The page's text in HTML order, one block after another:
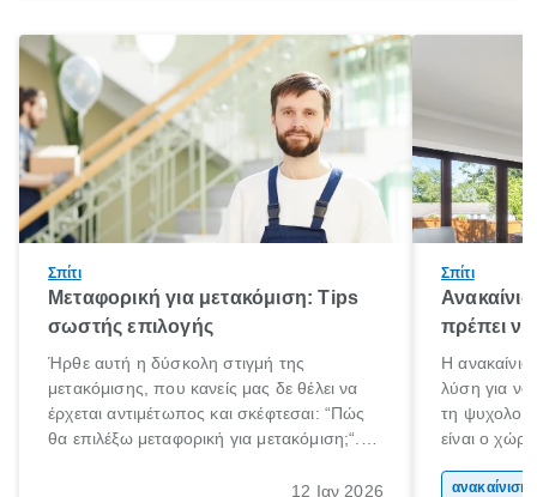
Σπίτι
Μεταφορική για μετακόμιση: Tips
σωστής επιλογής
Ήρθε αυτή η δύσκολη στιγμή της
μετακόμισης, που κανείς μας δε θέλει να
έρχεται αντιμέτωπος και σκέφτεσαι: “Πώς
θα επιλέξω μεταφορική για μετακόμιση;“.
ξεκινάς τις απαραίτητες ετοιμασίες,12 Ιαν 2026
Σπίτι
πρέπει να
Η
λύση για να
τη
είναι ο
Επομένως,